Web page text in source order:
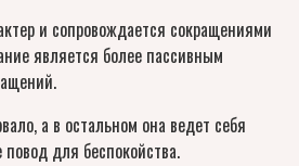
и сопровождается сокращениями
является более пассивным
а в остальном она ведет себя
для беспокойства.